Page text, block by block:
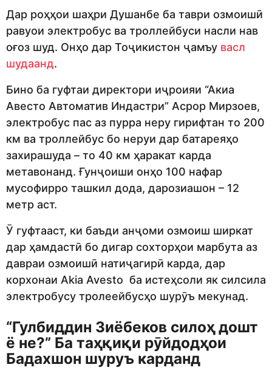
Дар роҳҳои шаҳри Душанбе ба таври озмоишӣ
равуои электробус ва троллейбуси насли нав
оғоз шуд. Онҳо дар Тоҷикистон ҷамъу васл
шудаанд.
Бино ба гуфтаи директори иҷроияи “Акиа
Авесто Автоматив Индастри” Асрор Мирзоев,
электробус пас аз пурра неру гирифтан то 200
км ва троллейбус бо неруи дар батареяҳо
захирашуда – то 40 км ҳаракат карда
метавонанд. Ғунҷоиши онҳо 100 нафар
мусофирро ташкил дода, дарозиашон – 12
метр аст.
Ӯ гуфтааст, ки баъди анҷоми озмоиш ширкат
дар ҳамдастӣ бо дигар сохторҳои марбута аз
давраи озмоишӣ натиҷагирӣ карда, дар
корхонаи Akia Avesto ба истеҳсоли як силсила
электробусу тролеейбусҳо шурӯъ мекунад.
“Гулбиддин Зиёбеков силоҳ дошт
ё не?” Ба таҳқиқи рӯйдодҳои
Бадахшон шуруъ карданд